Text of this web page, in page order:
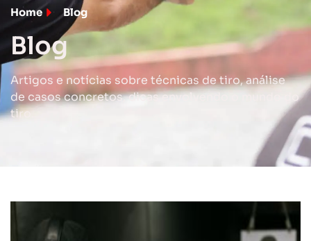
Home Blog
Blog
Artigos e notícias sobre técnicas de tiro, análise
de casos concretos, dicas envolvendo o mundo do
tiro.